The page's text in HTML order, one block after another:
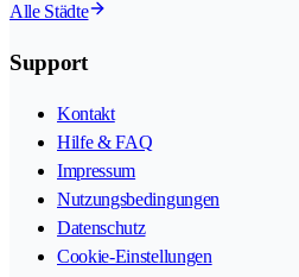
Alle Städte
Support
Kontakt
Hilfe & FAQ
Impressum
Nutzungsbedingungen
Datenschutz
Cookie-Einstellungen